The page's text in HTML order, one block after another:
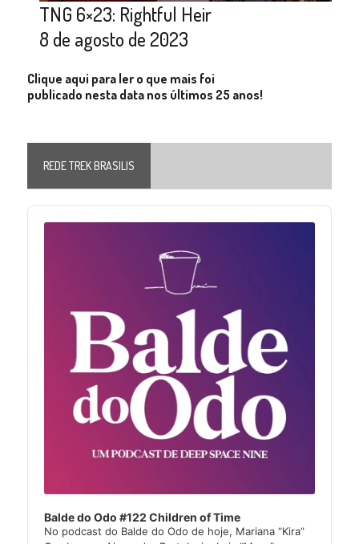
TNG 6×23: Rightful Heir
8 de agosto de 2023
Clique aqui para ler o que mais foi
publicado nesta data nos últimos 25 anos!
REDE TREK BRASILIS
Audio
Player
Balde do Odo #122 Children of Time
No podcast do Balde do Odo de hoje, Mariana “Kira”